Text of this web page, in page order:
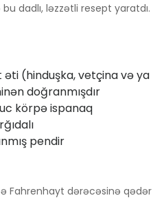
dadlı, ləzzətli resept yaratdı.
əti (hinduşka, vetçina və ya
doğranmışdır
körpə ispanaq
pendir
Fahrenhayt dərəcəsinə qədər